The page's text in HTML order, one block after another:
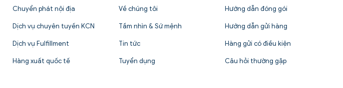
Chuyển phát nội địa
Dịch vụ chuyên tuyến KCN
Dịch vụ Fulfillment
Hàng xuất quốc tế
Về chúng tôi
Tầm nhìn & Sứ mệnh
Tin tức
Tuyển dụng
Hướng dẫn đóng gói
Hướng dẫn gửi hàng
Hàng gửi có điều kiện
Câu hỏi thường gặp